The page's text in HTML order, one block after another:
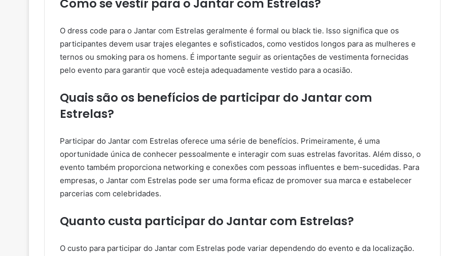
Como se vestir para o Jantar com Estrelas?
O dress code para o Jantar com Estrelas geralmente é formal ou black tie. Isso significa que os
participantes devem usar trajes elegantes e sofisticados, como vestidos longos para as mulheres e
ternos ou smoking para os homens. É importante seguir as orientações de vestimenta fornecidas
pelo evento para garantir que você esteja adequadamente vestido para a ocasião.
Quais são os benefícios de participar do Jantar com
Estrelas?
Participar do Jantar com Estrelas oferece uma série de benefícios. Primeiramente, é uma
oportunidade única de conhecer pessoalmente e interagir com suas estrelas favoritas. Além disso, o
evento também proporciona networking e conexões com pessoas influentes e bem-sucedidas. Para
empresas, o Jantar com Estrelas pode ser uma forma eficaz de promover sua marca e estabelecer
parcerias com celebridades.
Quanto custa participar do Jantar com Estrelas?
O custo para participar do Jantar com Estrelas pode variar dependendo do evento e da localização.